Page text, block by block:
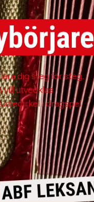
dig steg för steg.
vill utvecklas
i dragspel